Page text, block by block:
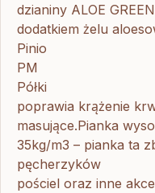
dzianiny ALOE
dodatkiem żelu
Pinio
PM
Półki
poprawia krążenie
masujące.Pianka
35kg/m3 – pianka ta
pęcherzyków
pościel oraz inne